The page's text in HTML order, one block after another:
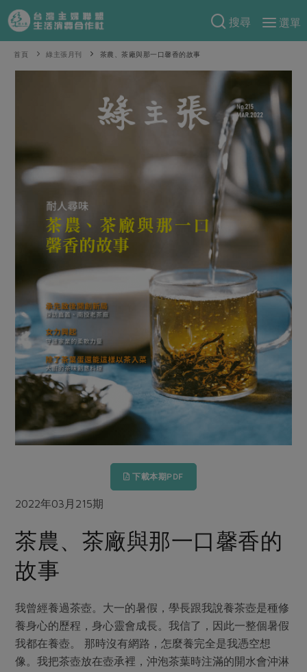
搜尋
選單
產品分類
當令水果
蕈菇類
乳製品
肉品・水產
畜產肉類 水產
水畜加工品
調理食材・點心
調味醬料/南北貨 烘焙
休閒零嘴 沖泡飲品
家庭清潔 織品
日用品
最新產品
優惠專區
麵食
蛋料理
料理方式
烘焙．點心
醬料
湯品．鍋物
漬物
主題食譜
異國料理
年菜食譜
養身食補
節慶大餐
防災用品預購圓滿結束
2026年端午節預購圓滿結束
更多預購活動
傳到心坎裡，誠心又澎派
合作25-經典快閃最後一週
合作25-精選產品第四彈
更多當季產品
議題活動
主婦聯盟X樂齡網特約優惠案
更多議題活動
觀點文章
主婦食堂
社內大小事
樂齡生活 親子食育
廚房瑜伽
關注議題
減硝酸鹽 惜食
非基改運動 支持本土農糧
廢核運動 能源議題
食農教育
更多議題
生活者e週報
綠主張月刊
典藏閱覽室
關於合作社
認識合作社
關於我們
合作社組織
產品檢驗
自主把關
檢驗報告
選舉專區
媒體報導
下載專區
重要公告
首頁 綠主張月刊 茶農、茶廠與那一口馨香的故事
下載本期PDF
2022年03月215期
茶農、茶廠與那一口馨香的
故事
我曾經養過茶壺。大一的暑假，學長跟我說養茶壺是種修
養身心的歷程，身心靈會成長。我信了，因此一整個暑假
我都在養壺。 那時沒有網路，怎麼養完全是我憑空想
像。我把茶壺放在壺承裡，沖泡茶葉時注滿的開水會沖淋